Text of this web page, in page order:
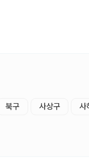
북구 사상구 사